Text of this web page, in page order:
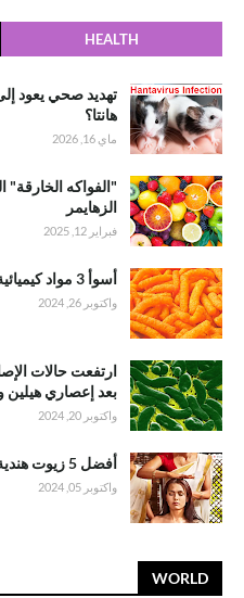
HEALTH
تهديد صحي يعود
هانتا؟
ماي 16, 2026
"الفواكه
الزهايمر
فبراير 12, 2025
أسوأ 3 مواد كيميائية في طعامك يمكن أن تضر بصحتك
واكتوبر 26, 2024
ارتفعت حالات
بعد إعصاري هيلين
واكتوبر 20, 2024
أفضل 5 زيوت هندية لنمو الشعر
واكتوبر 05, 2024
WORLD